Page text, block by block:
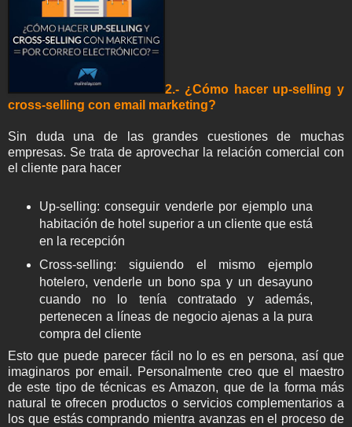
2.- ¿Cómo hacer up-selling y
cross-selling con email marketing?
Sin duda una de las grandes cuestiones de muchas
empresas. Se trata de aprovechar la relación comercial con
el cliente para hacer
Up-selling: conseguir venderle por ejemplo una
habitación de hotel superior a un cliente que está
en la recepción
Cross-selling: siguiendo el mismo ejemplo
hotelero, venderle un bono spa y un desayuno
cuando no lo tenía contratado y además,
pertenecen a líneas de negocio ajenas a la pura
compra del cliente
Esto que puede parecer fácil no lo es en persona, así que
imaginaros por email. Personalmente creo que el maestro
de este tipo de técnicas es Amazon, que de la forma más
natural te ofrecen productos o servicios complementarios a
los que estás comprando mientra avanzas en el proceso de